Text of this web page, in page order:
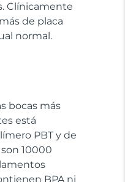
Clínicamente
de placa
normal.
bocas más
está
PBT y de
10000
BPA ni